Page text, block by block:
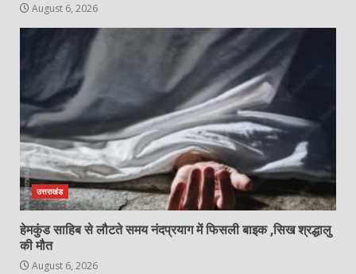
August 6, 2026
उत्तराखंड
हेमकुंड साहिब से लौटते समय नंदप्रयाग में फिसली बाइक ,सिख श्रद्धालु
की मौत
August 6, 2026